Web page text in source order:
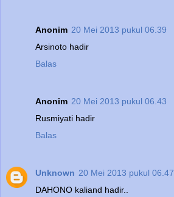
Anonim 20 Mei 2013 pukul 06.39
Arsinoto hadir
Balas
Anonim 20 Mei 2013 pukul 06.43
Rusmiyati hadir
Balas
Unknown 20 Mei 2013 pukul 06.47
DAHONO kaliand hadir..